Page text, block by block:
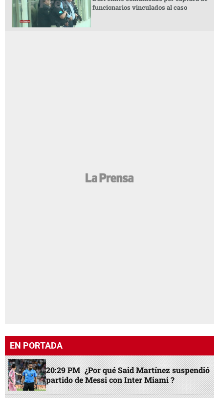
funcionarios vinculados al caso
EN PORTADA
20:29 PM ¿Por qué Said Martínez suspendió
partido de Messi con Inter Miami ?